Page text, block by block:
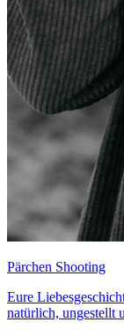
Pärchen Shooting
Eure
natürlich, ungestellt